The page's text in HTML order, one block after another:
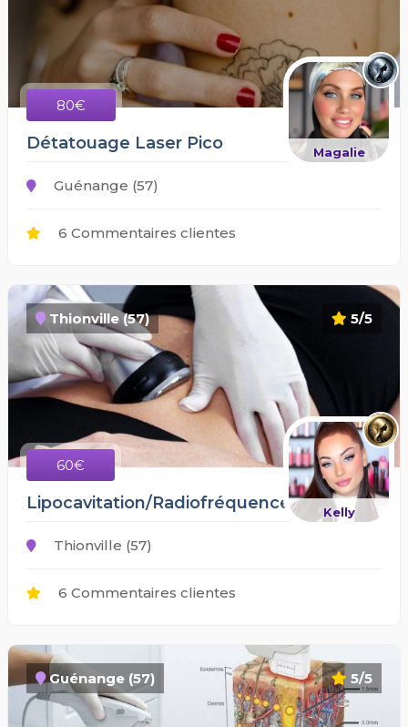
80€
Magalie
Détatouage Laser Pico
Guénange (57)
6 Commentaires clientes
5/5
Thionville (57)
60€
Kelly
Lipocavitation/Radiofréquence/lipolaser
Thionville (57)
6 Commentaires clientes
5/5
Guénange (57)